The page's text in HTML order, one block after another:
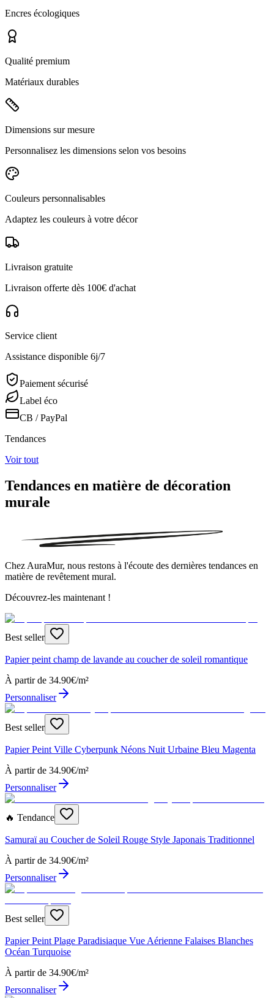
Encres écologiques
Qualité premium
Matériaux durables
Dimensions sur mesure
Personnalisez les dimensions selon vos besoins
Couleurs personnalisables
Adaptez les couleurs à votre décor
Livraison gratuite
Livraison offerte dès 100€ d'achat
Service client
Assistance disponible 6j/7
Paiement sécurisé
Label éco
CB / PayPal
Tendances
Voir tout
Tendances en matière de décoration
murale
Chez AuraMur, nous restons à l'écoute des dernières tendances en
matière de revêtement mural.
Découvrez-les maintenant !
Best seller
Papier peint champ de lavande au coucher de soleil romantique
À partir de 34.90€/m²
Personnaliser
Best seller
Papier Peint Ville Cyberpunk Néons Nuit Urbaine Bleu Magenta
À partir de 34.90€/m²
Personnaliser
🔥 Tendance
Samuraï au Coucher de Soleil Rouge Style Japonais Traditionnel
À partir de 34.90€/m²
Personnaliser
Best seller
Papier Peint Plage Paradisiaque Vue Aérienne Falaises Blanches
Océan Turquoise
À partir de 34.90€/m²
Personnaliser